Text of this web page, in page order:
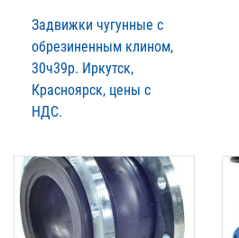
Задвижки чугунные с
обрезиненным клином,
30ч39р. Иркутск,
Красноярск, цены с
НДС.